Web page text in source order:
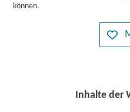
können.
Inhalte der